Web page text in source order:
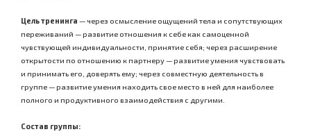
Цель тренинга — через осмысление ощущений тела и сопутствующих
переживаний — развитие отношения к себе как самоценной
чувствующей индивидуальности, принятие себя; через расширение
открытости по отношению к партнеру — развитие умения чувствовать
и принимать его, доверять ему; через совместную деятельность в
группе — развитие умения находить свое место в ней для наиболее
полного и продуктивного взаимодействия с другими.
Состав группы: